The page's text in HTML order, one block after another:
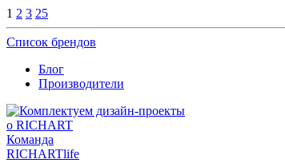
1 2 3 25
Список брендов
Блог
Производители
о RICHART
Команда
RICHARTlife